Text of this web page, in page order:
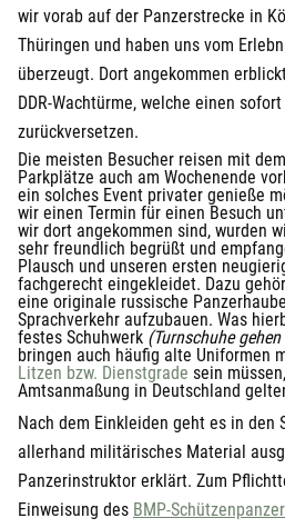
wir vorab auf der Panzerstrecke in
Thüringen und haben uns vom
überzeugt. Dort angekommen
DDR-Wachtürme, welche einen
zurückversetzen.
Die meisten Besucher reisen mit
Parkplätze auch am Wochenende
ein solches Event privater genieße
wir einen Termin für einen Besuch
wir dort angekommen sind, wurden
sehr freundlich begrüßt und
Plausch und unseren ersten
fachgerecht eingekleidet. Dazu
eine originale russische
Sprachverkehr aufzubauen. Was
festes Schuhwerk (Turnschuhe
bringen auch häufig alte Uniformen
Litzen bzw. Dienstgrade öffnet in
sein
Amtsanmaßung in Deutschland
Nach dem Einkleiden geht es in den
allerhand militärisches Material
Panzerinstruktor erklärt. Zum
Einweisung des BMP-